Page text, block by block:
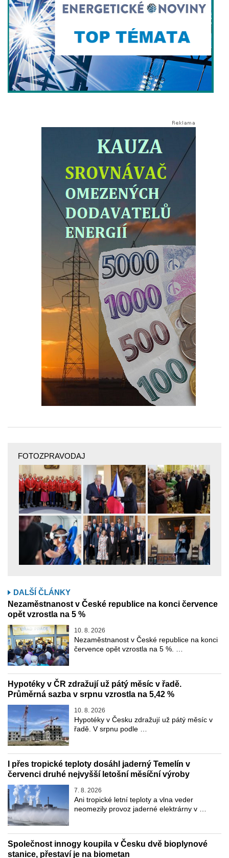
FOTOZPRAVODAJ
DALŠÍ ČLÁNKY
Nezaměstnanost v České republice na konci července
opět vzrostla na 5 %
10. 8. 2026
Nezaměstnanost v České republice na konci
července opět vzrostla na 5 %. …
Hypotéky v ČR zdražují už pátý měsíc v řadě.
Průměrná sazba v srpnu vzrostla na 5,42 %
10. 8. 2026
Hypotéky v Česku zdražují už pátý měsíc v
řadě. V srpnu podle …
I přes tropické teploty dosáhl jaderný Temelín v
červenci druhé nejvyšší letošní měsíční výroby
7. 8. 2026
Ani tropické letní teploty a vlna veder
neomezily provoz jaderné elektrárny v …
Společnost innogy koupila v Česku dvě bioplynové
stanice, přestaví je na biometan